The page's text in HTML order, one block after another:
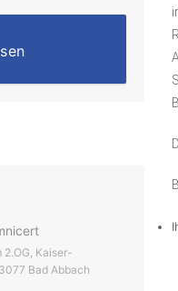
2.OG, Kaiser-
Bad Abbach